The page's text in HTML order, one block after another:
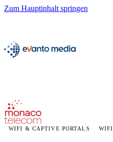
Zum Hauptinhalt springen
evanto media
WIFI & CAPTIVE PORTALS WIFI